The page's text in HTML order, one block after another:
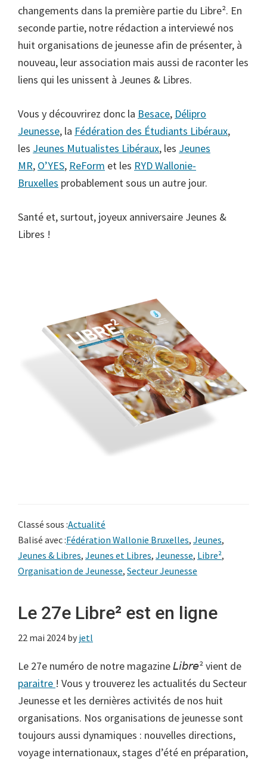
changements dans la première partie du Libre². En
seconde partie, notre rédaction a interviewé nos
huit organisations de jeunesse afin de présenter, à
nouveau, leur association mais aussi de raconter les
liens qui les unissent à Jeunes & Libres.
Vous y découvrirez donc la Besace, Délipro
Jeunesse, la Fédération des Étudiants Libéraux,
les Jeunes Mutualistes Libéraux, les Jeunes
MR, O’YES, ReForm et les RYD Wallonie-
Bruxelles probablement sous un autre jour.
Santé et, surtout, joyeux anniversaire Jeunes &
Libres !
Classé sous :Actualité
Balisé avec :Fédération Wallonie Bruxelles, Jeunes,
Jeunes & Libres, Jeunes et Libres, Jeunesse, Libre²,
Organisation de Jeunesse, Secteur Jeunesse
Le 27e Libre² est en ligne
22 mai 2024 by jetl
Le 27e numéro de notre magazine 𝘓𝘪𝘣𝘳𝘦² vient de
paraitre ! Vous y trouverez les actualités du Secteur
Jeunesse et les dernières activités de nos huit
organisations. Nos organisations de jeunesse sont
toujours aussi dynamiques : nouvelles directions,
voyage internationaux, stages d’été en préparation,